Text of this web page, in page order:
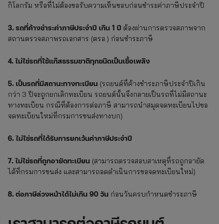
กิโลกรัม หรือที่ไม่ต้องขอรับความเห็นชอบก่อนชำระค่าภาษีประจำปี
3. รถที่ค้างชำระค่าภาษีประจำปี เกิน 1 ปี ต้องผ่านการตรวจสภาพจาก
สถานตรวจสภาพรถเอกสาร (ตรอ.) ก่อนชำระภาษี
4. ไม่ใช่รถที่ใช้แก๊สธรรมชาติทุกชนิดเป็นเชื้อเพลิง
5. เป็นรถที่มีสถานะทางทะเบียน (รถยนต์ที่ค้างชำระภาษีประจำปีเกิน
กว่า 3 ปีจะถูกยกเลิกทะเบียน รถยนต์นั้นจึงกลายเป็นรถที่ไม่มีสถานะ
ทางทะเบียน กรณีที่ต้องการต่อภาษี สามารถนำสมุดจดทะเบียนไปขอ
จดทะเบียนใหม่ที่กรมการขนส่งทางบก)
6. ไม่ใช่รถที่ได้รับการยกเว้นค่าภาษีประจำปี
7. ไม่ใช่รถที่ถูกอายัดทะเบียน (สามารถตรวจสอบสาเหตุที่รถถูกอายัด
ได้ที่กรมการขนส่ง และสามารถอดดำเนินการขอจดทะเบียนใหม่)
8. ต่อภาษีล่วงหน้าได้ไม่เกิน 90 วัน ก่อนวันครบกำหนดชำระภาษี